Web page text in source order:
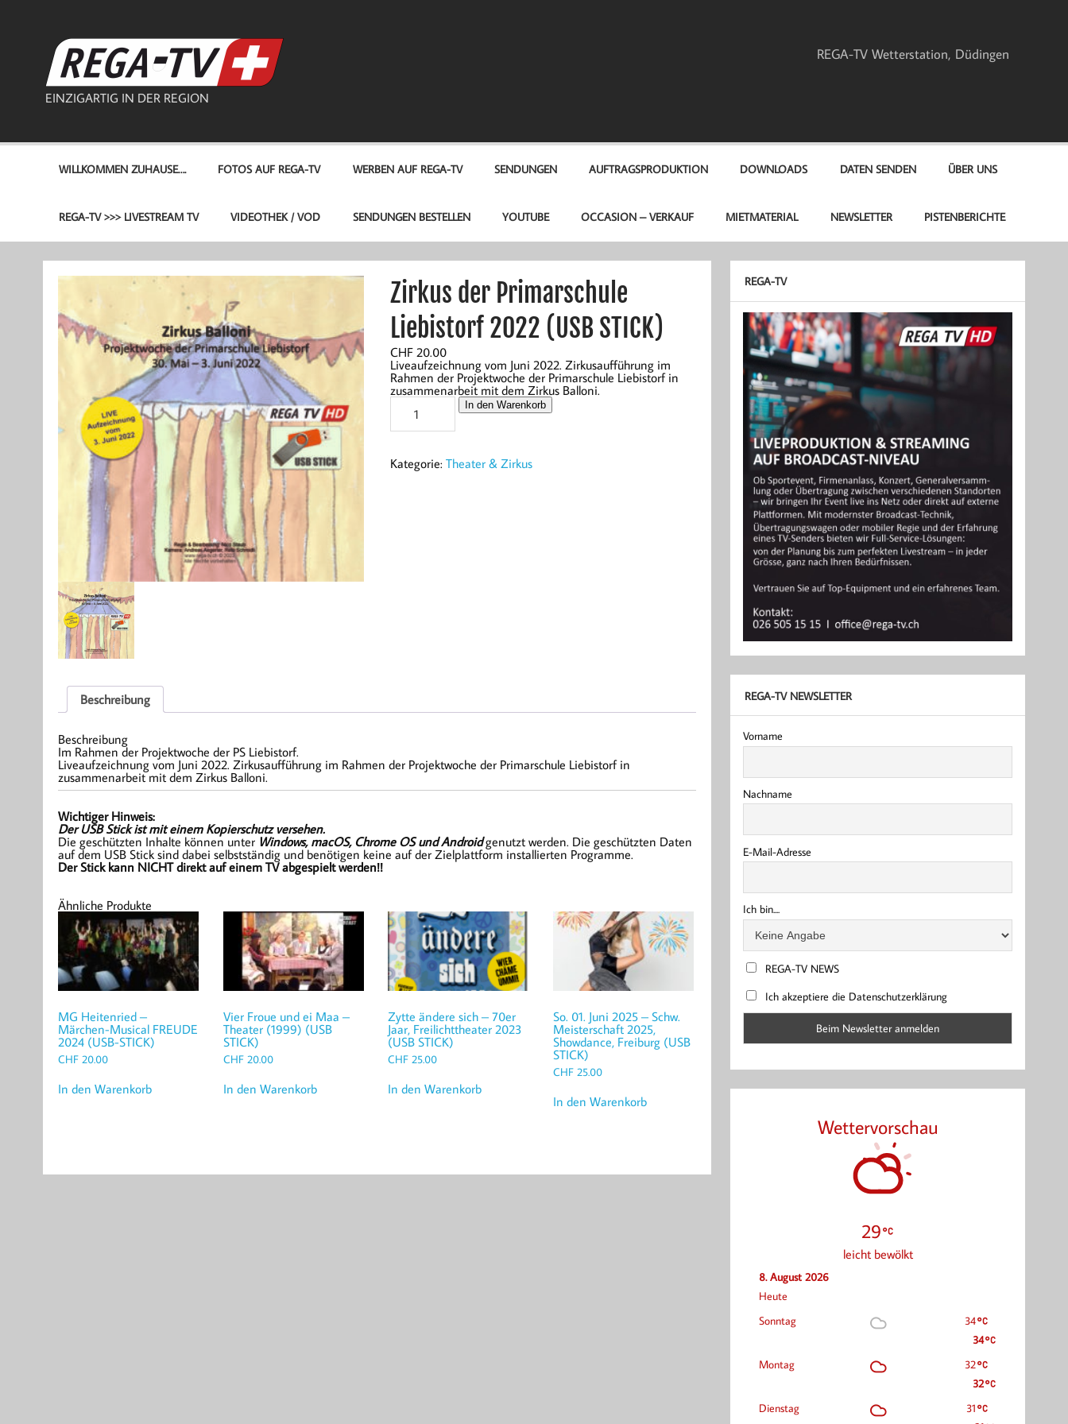
EINZIGARTIG IN DER REGION
REGA-TV Wetterstation, Düdingen
WILLKOMMEN ZUHAUSE…. FOTOS AUF REGA-TV WERBEN AUF REGA-TV SENDUNGEN AUFTRAGSPRODUKTION DOWNLOADS DATEN SENDEN ÜBER UNS
REGA-TV >>> LIVESTREAM TV VIDEOTHEK / VOD SENDUNGEN BESTELLEN YOUTUBE OCCASION – VERKAUF MIETMATERIAL NEWSLETTER PISTENBERICHTE
Zirkus der Primarschule
Liebistorf 2022 (USB STICK)
CHF20.00
Liveaufzeichnung vom Juni 2022. Zirkusaufführung im
Rahmen der Projektwoche der Primarschule Liebistorf in
zusammenarbeit mit dem Zirkus Balloni.
Zirkus
Primarschule
(USB
In den Warenkorb
Kategorie: Theater & Zirkus
Beschreibung
Beschreibung
Im Rahmen der Projektwoche der PS Liebistorf.
Liveaufzeichnung vom Juni 2022. Zirkusaufführung im Rahmen der Projektwoche der Primarschule Liebistorf in
zusammenarbeit mit dem Zirkus Balloni.
Wichtiger Hinweis:
Der USB Stick ist mit einem Kopierschutz versehen.
Die geschützten Inhalte können unter Windows, macOS, Chrome OS und Androidgenutzt werden. Die geschützten Daten
auf dem USB Stick sind dabei selbstständig und benötigen keine auf der Zielplattform installierten Programme.
Der Stick kann NICHT direkt auf einem TV abgespielt werden!!
Ähnliche Produkte
MG Heitenried –
Märchen-Musical FREUDE
2024 (USB-STICK)
CHF20.00
In den Warenkorb
Vier Froue und ei Maa –
Theater (1999) (USB
STICK)
CHF20.00
In den Warenkorb
Zytte ändere sich – 70er
Jaar, Freilichttheater 2023
(USB STICK)
CHF 25.00
In den Warenkorb
So. 01. Juni 2025 – Schw.
Meisterschaft 2025,
Showdance, Freiburg (USB
STICK)
CHF25.00
In den Warenkorb
REGA-TV
REGA-TV NEWSLETTER
Vorname
Nachname
E-Mail-Adresse
Ich bin....
REGA-TV NEWS
Ich akzeptiere die Datenschutzerklärung
Wettervorschau
29
leicht bewölkt
8. August 2026
Heute
Sonntag
34
34
Montag
32
32
Dienstag
31